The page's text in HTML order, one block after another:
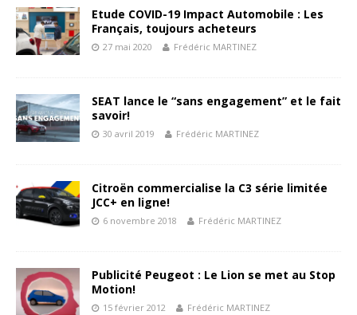
Etude COVID-19 Impact Automobile : Les
Français, toujours acheteurs
27 mai 2020 Frédéric MARTINEZ
SEAT lance le “sans engagement” et le fait
savoir!
30 avril 2019 Frédéric MARTINEZ
Citroën commercialise la C3 série limitée
JCC+ en ligne!
6 novembre 2018 Frédéric MARTINEZ
Publicité Peugeot : Le Lion se met au Stop
Motion!
15 février 2012 Frédéric MARTINEZ